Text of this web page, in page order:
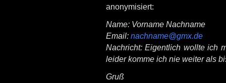
anonymisiert:
Name: Vorname Nachname
Email: nachname@gmx.de
Nachricht: Eigentlich wollte ich
leider komme ich nie weiter als
Gruß